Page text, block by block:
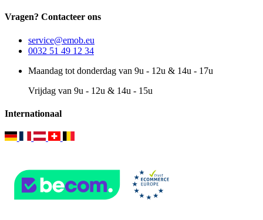
Vragen? Contacteer ons
service@emob.eu
0032 51 49 12 34
Maandag tot donderdag van 9u - 12u & 14u - 17u
Vrijdag van 9u - 12u & 14u - 15u
Internationaal